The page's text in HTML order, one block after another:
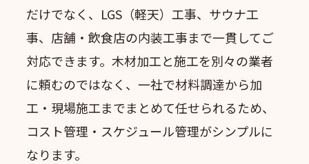
だけでなく、LGS（軽天）工事、サウナ工
事、店舗・飲食店の内装工事まで一貫してご
対応できます。木材加工と施工を別々の業者
に頼むのではなく、一社で材料調達から加
工・現場施工までまとめて任せられるため、
コスト管理・スケジュール管理がシンプルに
なります。